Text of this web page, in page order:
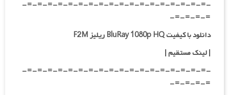
-=-=-=-=-=-=-=-=-=-=-=-=-=-=-=-=-=-=-
=-=-=-=-
دانلود با کیفیت BluRay 1080p HQ ریلیز F2M
|لینک مستقیم|
-=-=-=-=-=-=-=-=-=-=-=-=-=-=-=-=-=-=-
=-=-=-=-